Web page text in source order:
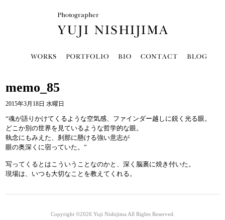
memo_85
2015年3月18日 水曜日
“魂が語りかけてくるような空気感、ファインダー越しに鋭く光る眼。
どこか別の世界を見ているような哲学的な眼。
執念にもみえた、刹那に懸ける強い意志が
眼の奥深くに宿っていた。”
写ってくるとはこういうことなのかと、深く脳裏に焼き付いた。
現場は、いつも大切なことを教えてくれる。
Copyright ©2026 Yuji Nishijima All Rights Reserved.